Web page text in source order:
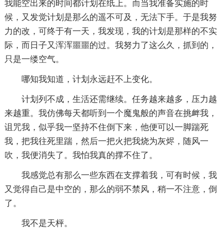
我能空出来的时间都计划在纸上。而当我准备实施的时
候，又发觉计划是那么的遥不可及，无法下手。于是我努
力的改，可终于有一天，我发现，我的计划是那样的不实
际，而日子又浑浑噩噩的过。我努力了这么久，抓到的，
只是一缕空气。
哪知我知道，计划永远赶不上变化。
计划列不成，生活还需继续。任务越来越多，压力越
来越重。我仿佛每天都听到一个魔鬼般的声音在挑衅我，
诅咒我，似乎我一坚持不住倒下来，他便可以一脚踹死
我，把我往死里踹，然后一把火把我烧为灰烬，随风一
吹，我便消失了。我怕我真的撑不住了。
我感觉总有那么一些东西在支撑着我，可有时候，我
又觉得自己是中空的，那么的弱不禁风，稍一不注意，倒
了。
我不是天枰。